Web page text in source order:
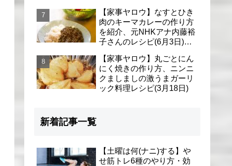
【家事ヤロウ】なすとひき
肉のキーマカレーの作り方
を紹介、元NHKアナ内藤裕
子さんのレシピ(6月3日)リ
【家事ヤロウ】丸ごとにん
にく焼きの作り方、ニンニ
クましましの激うまガーリ
ック料理レシピ(3月18日)
新着記事一覧
【土曜は何(ナニ)する】や
せ筋トレ6種のやり方・効